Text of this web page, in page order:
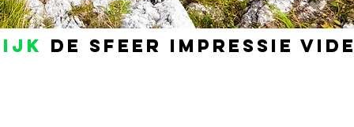
DE SFEER IMPRESSIE